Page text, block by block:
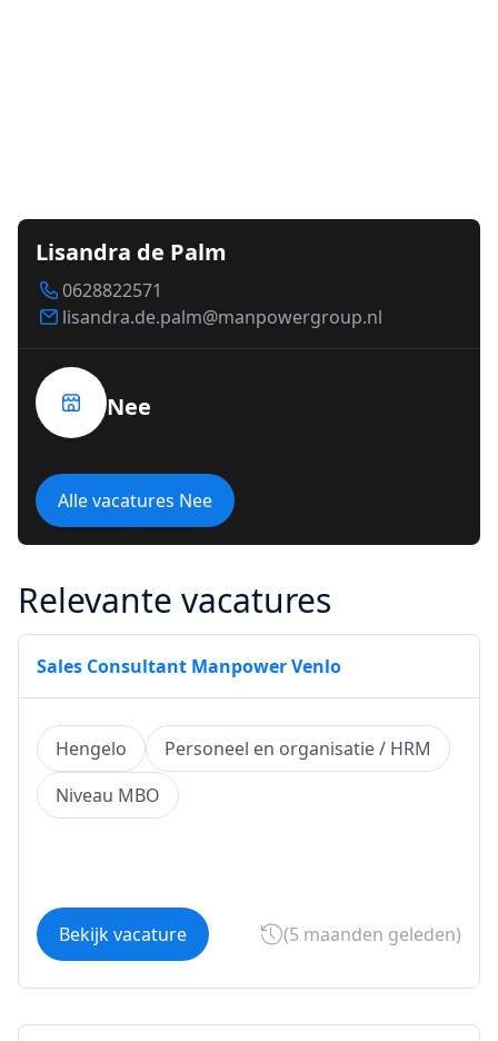
Lisandra de Palm
0628822571
lisandra.de.palm@manpowergroup.nl
Nee
Alle vacatures Nee
Relevante vacatures
Sales Consultant Manpower Venlo
Hengelo
Personeel en organisatie / HRM
Niveau MBO
Bekijk vacature (5 maanden geleden)